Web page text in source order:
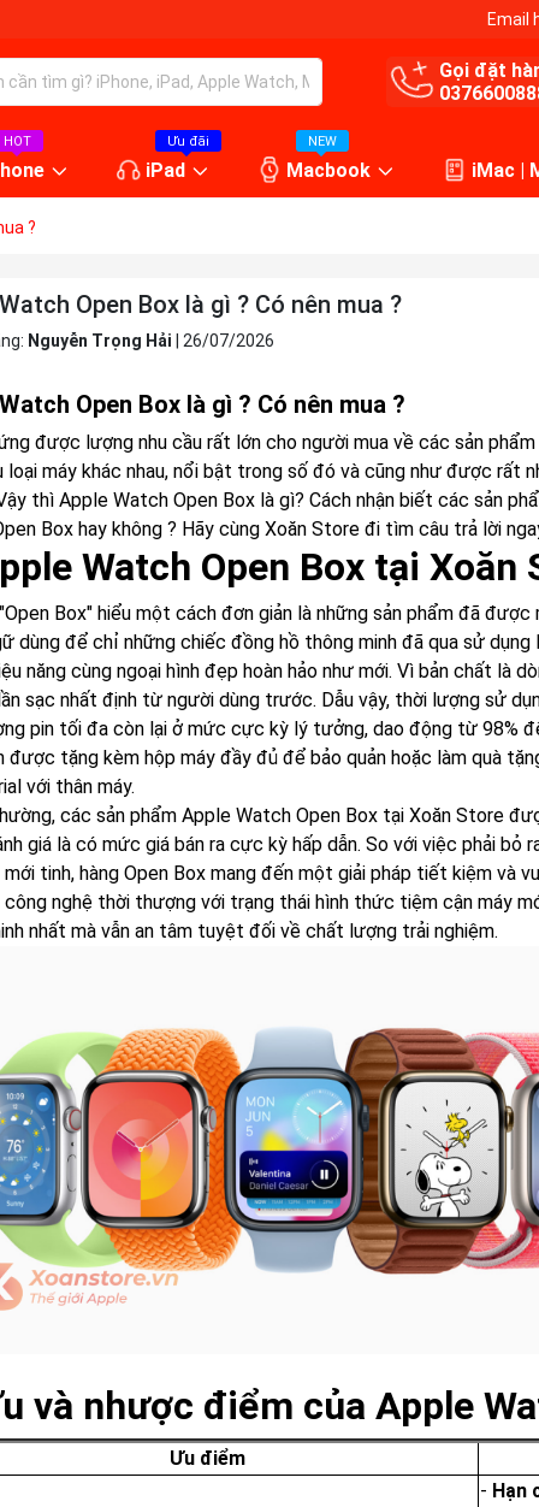
Email
Gọi đặt
HOT Ưu đãi
iPad
NEW
Macbook iMac |
?
Open Box là gì ? Có nên mua ?
Nguyễn Trọng Hải 26/07/2026
Open Box là gì ? Có nên mua ?
được lượng nhu cầu rất lớn cho người mua về các sản
loại máy khác nhau, nổi bật trong số đó và cũng như được rất
thì Apple Watch Open Box là gì? Cách nhận biết các sản
Box hay không ? Hãy cùng Xoăn Store đi tìm câu trả lời
Watch Open Box tại Xoăn
Box" hiểu một cách đơn giản là những sản phẩm đã
dùng để chỉ những chiếc đồng hồ thông minh đã qua sử
năng cùng ngoại hình đẹp hoàn hảo như mới. Vì bản chất là
sạc nhất định từ người dùng trước. Dẫu vậy, thời lượng sử
pin tối đa còn lại ở mức cực kỳ lý tưởng, dao động từ 98%
được tặng kèm hộp máy đầy đủ để bảo quản hoặc làm quà
với thân máy.
các sản phẩm Apple Watch Open Box tại Xoăn Store
giá là có mức giá bán ra cực kỳ hấp dẫn. So với việc phải bỏ
tinh, hàng Open Box mang đến một giải pháp tiết kiệm và
công nghệ thời thượng với trạng thái hình thức tiệm cận máy
nhất mà vẫn an tâm tuyệt đối về chất lượng trải nghiệm.
và nhược điểm của Apple
Ưu điểm
- Hạn